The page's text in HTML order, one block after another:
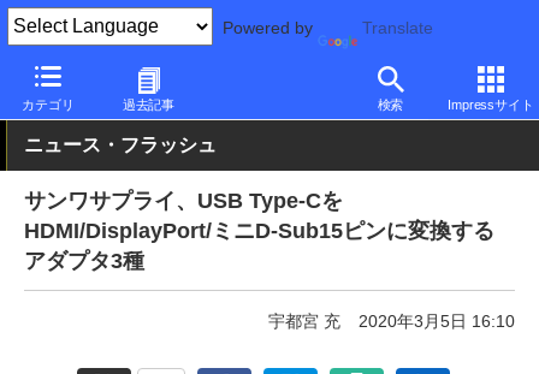
Powered by Translate
カテゴリ 過去記事 検索 Impressサイト
PC Watch 半導体/周辺機器 その他
ニュース・フラッシュ
サンワサプライ、USB Type-Cを
HDMI/DisplayPort/ミニD-Sub15ピンに変換する
アダプタ3種
宇都宮 充 2020年3月5日 16:10